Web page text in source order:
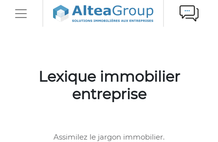
Lexique immobilier
entreprise
Assimilez le jargon immobilier.